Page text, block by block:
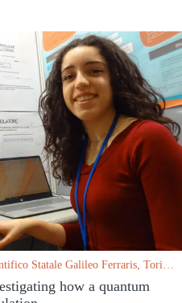
Statale Galileo Ferraris, Torino
how a quantum